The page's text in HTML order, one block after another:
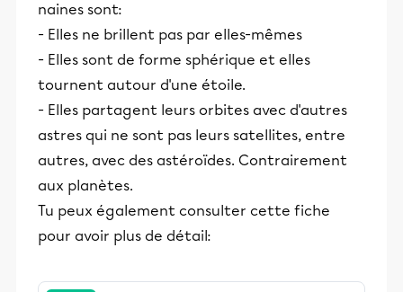
naines sont:
- Elles ne brillent pas par elles-mêmes
- Elles sont de forme sphérique et elles
tournent autour d'une étoile.
- Elles partagent leurs orbites avec d'autres
astres qui ne sont pas leurs satellites, entre
autres, avec des astéroïdes. Contrairement
aux planètes.
Tu peux également consulter cette fiche
pour avoir plus de détail: